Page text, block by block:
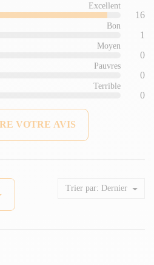
Excellent
16
Bon
1
Moyen
0
Pauvres
0
Terrible
0
VOTRE AVIS
Trier par: Dernier